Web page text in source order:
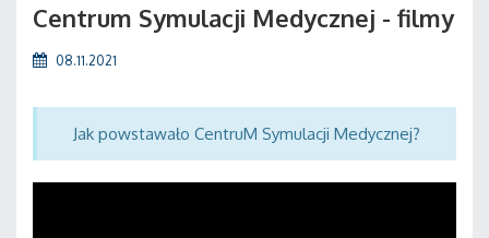
Centrum Symulacji Medycznej - filmy
08.11.2021
Jak powstawało CentruM Symulacji Medycznej?